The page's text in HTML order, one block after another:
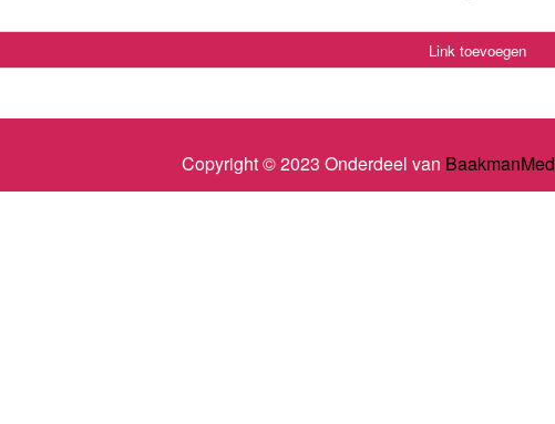
Link toevoegen
Copyright © 2023 Onderdeel van